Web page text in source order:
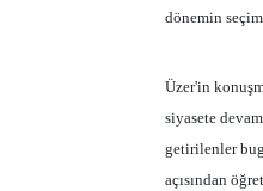
dönemin
Üzer'in
siyasete
getirilenler
açısından